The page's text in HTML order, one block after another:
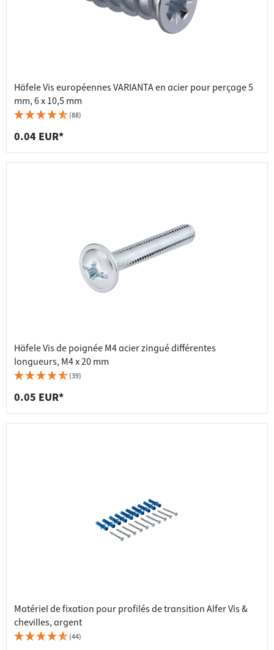
Häfele Vis européennes VARIANTA en acier pour perçage 5
mm, 6 x 10,5 mm
(88)
0.04 EUR*
Häfele Vis de poignée M4 acier zingué différentes
longueurs, M4 x 20 mm
(39)
0.05 EUR*
Matériel de fixation pour profilés de transition Alfer Vis &
chevilles, argent
(44)